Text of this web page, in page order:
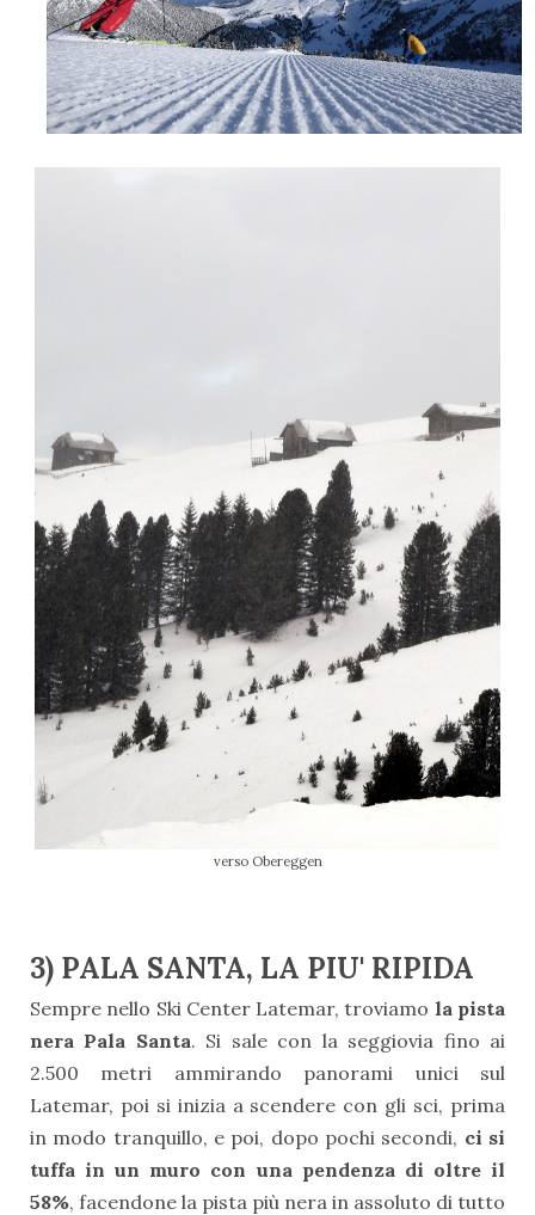
verso Obereggen
3) PALA SANTA, LA PIU' RIPIDA
Sempre nello Ski Center Latemar, troviamo la pista
nera Pala Santa. Si sale con la seggiovia fino ai
2.500 metri ammirando panorami unici sul
Latemar, poi si inizia a scendere con gli sci, prima
in modo tranquillo, e poi, dopo pochi secondi, ci si
tuffa in un muro con una pendenza di oltre il
58%, facendone la pista più nera in assoluto di tutto